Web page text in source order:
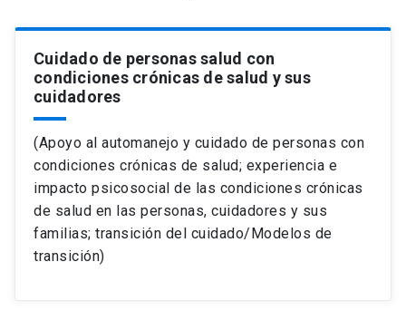
Cuidado de personas salud con
condiciones crónicas de salud y sus
cuidadores
(Apoyo al automanejo y cuidado de personas con
condiciones crónicas de salud; experiencia e
impacto psicosocial de las condiciones crónicas
de salud en las personas, cuidadores y sus
familias; transición del cuidado/Modelos de
transición)